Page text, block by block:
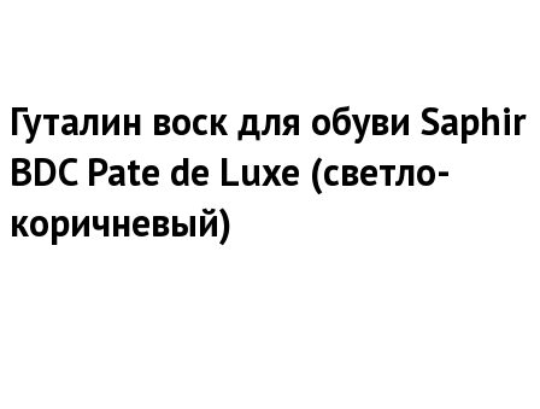
Гуталин воск для обуви Saphir
BDC Pate de Luxe (светло-
коричневый)